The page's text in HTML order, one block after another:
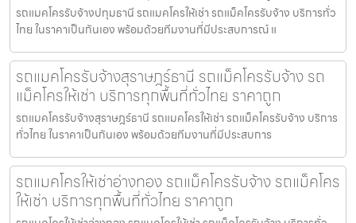
รถแมคโครรับจ้างปทุมธานี รถแมคโครให้เช่า รถแม็คโครรับจ้าง บริการทั่ว
ไทย ในราคาเป็นกันเอง พร้อมด้วยทีมงานที่มีประสบการณ์ แ
รถแมคโครรับจ้างสุราษฎร์ธานี รถแม็คโครรับจ้าง รถ
แม็คโครให้เช่า บริการทุกพื้นที่ทั่วไทย ราคาถูก
รถแมคโครรับจ้างสุราษฎร์ธานี รถแมคโครให้เช่า รถแม็คโครรับจ้าง บริการ
ทั่วไทย ในราคาเป็นกันเอง พร้อมด้วยทีมงานที่มีประสบการ
รถแมคโครให้เช่าอ่างทอง รถแม็คโครรับจ้าง รถแม็คโคร
ให้เช่า บริการทุกพื้นที่ทั่วไทย ราคาถูก